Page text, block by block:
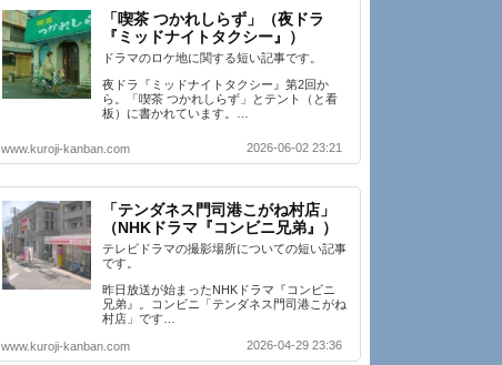
「喫茶 つかれしらず」（夜ドラ
『ミッドナイトタクシー』）
ドラマのロケ地に関する短い記事です。
夜ドラ『ミッドナイトタクシー』第2回か
ら。「喫茶 つかれしらず」とテント（と看
板）に書かれています。…
www.kuroji-kanban.com 2026-06-02 23:21
「テンダネス門司港こがね村店」
（NHKドラマ『コンビニ兄弟』）
テレビドラマの撮影場所についての短い記事
です。
昨日放送が始まったNHKドラマ『コンビニ
兄弟』。コンビニ「テンダネス門司港こがね
村店」です…
www.kuroji-kanban.com 2026-04-29 23:36